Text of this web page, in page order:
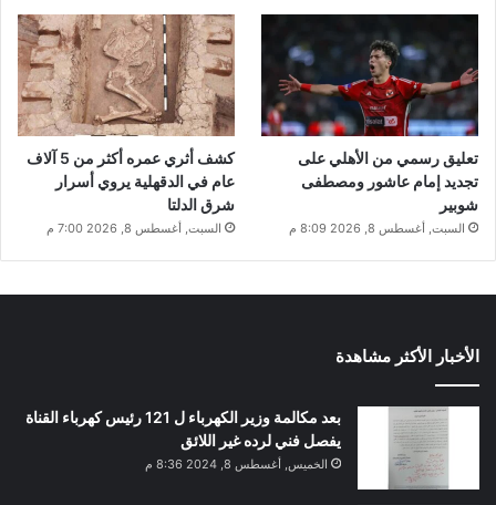
تعليق رسمي من الأهلي على
تجديد إمام عاشور ومصطفى
شوبير
السبت, أغسطس 8, 2026 8:09 م
كشف أثري عمره أكثر من 5 آلاف
عام في الدقهلية يروي أسرار
شرق الدلتا
السبت, أغسطس 8, 2026 7:00 م
الأخبار الأكثر مشاهدة
بعد مكالمة وزير الكهرباء ل 121 رئيس كهرباء القناة
يفصل فني لرده غير اللائق
الخميس, أغسطس 8, 2024 8:36 م